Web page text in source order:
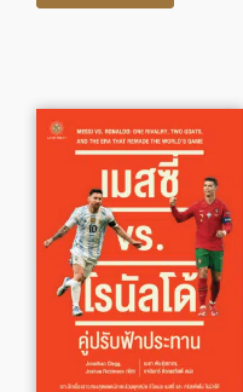
price
was:
395.00฿.
price
is:
324.00฿.